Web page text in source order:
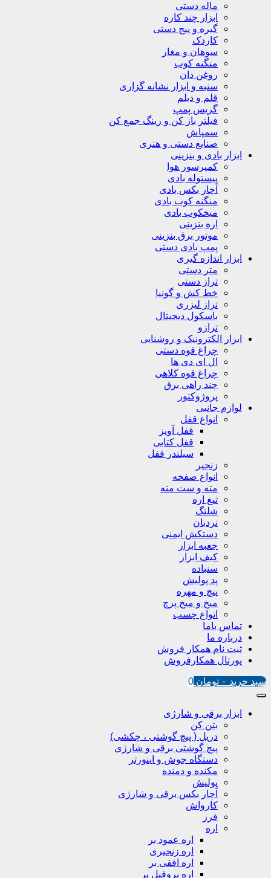
ماله دستی
ابزار چند کاره
گیره و پیج دستی
کاردک
سوهان و مغار
منگنه کوب
روغن دان
سنبه و ابزار نشانه گزاری
قلم و دیلم
گریس پمپ
فیلتر باز کن و رینگ جمع کن
سمپاش
صنایع دستی و هنری
ابزار بادی و بنزینی
کمپرسور هوا
پیستوله بادی
آچار بکس بادی
منگنه کوب بادی
میخکوب بادی
اره بنزینی
موتور برق بنزینی
پمپ بادی دستی
ابزار اندازه گیری
متر دستی
تراز دستی
خط کش و گونیا
تراز لیزری
باسکول دیجیتال
ترازو
ابزار الکترونیک و روشنایی
چراغ قوه دستی
ال ای دی ها
چراغ قوه کلاهی
چند راهی برق
پروژوکتور
لوازم جانبی
انواع قفل
قفل آویز
قفل کتابی
سیلندر قفل
زنجیر
انواع صفحه
مته و ست مته
تیغ اره
شلنگ
نردبان
دستکش ایمنی
جعبه ابزار
کیف ابزار
سنباده
پد پولیش
پیچ و مهره
میخ و میخ پرچ
انواع چسب
تماس باما
درباره ما
ثبت نام همکار فروش
پورتال همکارفروش
سبد خرید ۰ تومان 0
ابزار برقی و شارژی
بتن کن
دریل ( پیچ گوشتی ، چکشی)
پیچ گوشتی برقی و شارژی
دستگاه جوش و اینورتر
مکنده و دمنده
پولیش
آچار بکس برقی و شارژی
کارواش
فرز
اره
اره عمود بر
اره زنجیری
اره افقی بر
اره پروفیل پر